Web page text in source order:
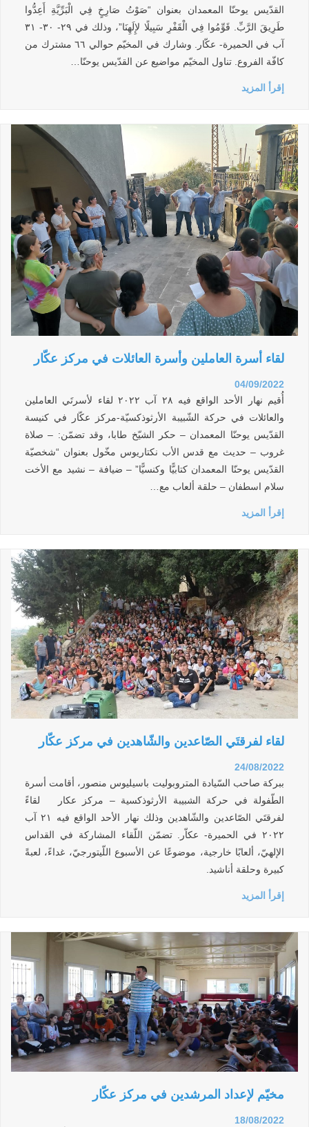
القدّيس يوحنّا المعمدان بعنوان “صَوْتُ صَارِخٍ فِي الْبَرِّيَّةِ أَعِدُّوا
طَرِيقَ الرَّبِّ. قَوِّمُوا فِي الْقَفْرِ سَبِيلًا لإِلَهِنَا”، وذلك في ٢٩- ٣٠- ٣١
آب في الحميرة- عكّار. وشارك في المخيّم حوالي ٦٦ مشترك من
كافّة الفروع. تناول المخيّم مواضيع عن القدّيس يوحنّا…
إقرأ المزيد
لقاء أسرة العاملين وأسرة العائلات في مركز عكّار
04/09/2022
أُقيم نهار الأحد الواقع فيه ٢٨ آب ٢٠٢٢ لقاء لأسرتَي العاملين
والعائلات في حركة الشّبيبة الأرثوذكسيّة-مركز عكّار في كنيسة
القدّيس يوحنّا المعمدان – حكر الشيّخ طابا، وقد تضمّن: – صلاة
غروب – حديث مع قدس الأب نكتاريوس مخّول بعنوان “شخصيّة
القدّيس يوحنّا المعمدان كتابيًّا وكنسيًّا” – ضيافة – نشيد مع الأخت
سلام اسطفان – حلقة ألعاب مع…
إقرأ المزيد
لقاء لفرقتَي الصّاعدين والشّاهدين في مركز عكّار
24/08/2022
ببركة صاحب السّيادة المتروبوليت باسيليوس منصور، أقامت أسرة
الطّفولة في حركة الشبيبة الأرثوذكسية – مركز عكار لقاءً
لفرقتَي الصّاعدين والشّاهدين وذلك نهار الأحد الواقع فيه ٢١ آب
٢٠٢٢ في الحميرة- عكاّر. تضمّن اللّقاء المشاركة في القداس
الإلهيّ، ألعابًا خارجية، موضوعًا عن الأسبوع اللّيتورجيّ، غداءً، لعبةً
كبيرة وحلقة أناشيد.
إقرأ المزيد
مخيّم لإعداد المرشدين في مركز عكّار
18/08/2022